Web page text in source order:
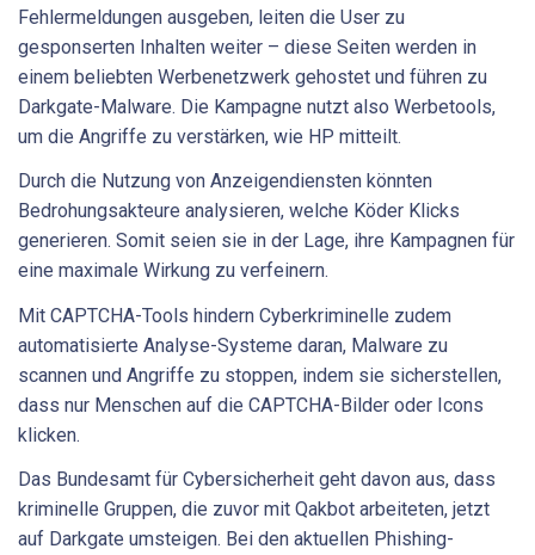
Fehlermeldungen ausgeben, leiten die User zu
gesponserten Inhalten weiter – diese Seiten werden in
einem beliebten Werbenetzwerk gehostet und führen zu
Darkgate-Malware. Die Kampagne nutzt also Werbetools,
um die Angriffe zu verstärken, wie HP mitteilt.
Durch die Nutzung von Anzeigendiensten könnten
Bedrohungsakteure analysieren, welche Köder Klicks
generieren. Somit seien sie in der Lage, ihre Kampagnen für
eine maximale Wirkung zu verfeinern.
Mit CAPTCHA-Tools hindern Cyberkriminelle zudem
automatisierte Analyse-Systeme daran, Malware zu
scannen und Angriffe zu stoppen, indem sie sicherstellen,
dass nur Menschen auf die CAPTCHA-Bilder oder Icons
klicken.
Das Bundesamt für Cybersicherheit geht davon aus, dass
kriminelle Gruppen, die zuvor mit Qakbot arbeiteten, jetzt
auf Darkgate umsteigen. Bei den aktuellen Phishing-